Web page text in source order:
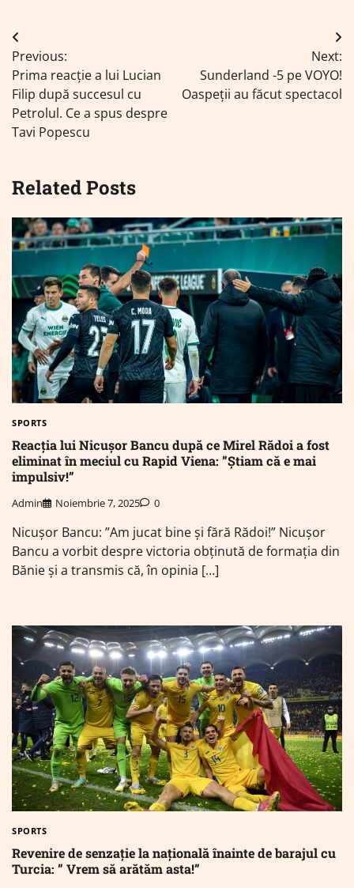
Navigare
în
articole
Previous:
Prima reacție a lui Lucian
Filip după succesul cu
Petrolul. Ce a spus despre
Tavi Popescu
Next:
Sunderland -5 pe VOYO!
Oaspeții au făcut spectacol
Related Posts
SPORTS
Reacția lui Nicușor Bancu după ce Mirel Rădoi a fost
eliminat în meciul cu Rapid Viena: ”Știam că e mai
impulsiv!”
Admin Noiembrie 7, 2025 0
Nicușor Bancu: ”Am jucat bine și fără Rădoi!” Nicușor
Bancu a vorbit despre victoria obținută de formația din
Bănie și a transmis că, în opinia […]
SPORTS
Revenire de senzație la națională înainte de barajul cu
Turcia: ” Vrem să arătăm asta!”